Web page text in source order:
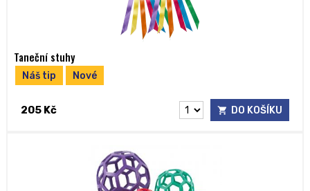
Náš tip Nové
Taneční stuhy
205 Kč DO KOŠÍKU